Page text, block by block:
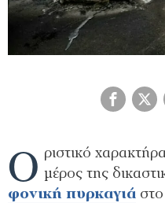
Ο ριστικό
μέρος της
φονική πυρκαγιά στο